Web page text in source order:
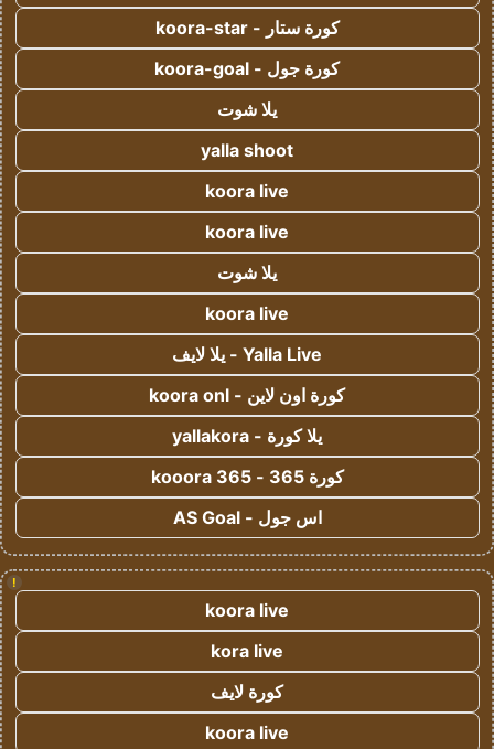
كورة ستار - koora-star
كورة جول - koora-goal
يلا شوت
yalla shoot
koora live
koora live
يلا شوت
koora live
Yalla Live - يلا لايف
كورة اون لاين - koora onl
يلا كورة - yallakora
كورة 365 - kooora 365
اس جول - AS Goal
!
koora live
kora live
كورة لايف
koora live